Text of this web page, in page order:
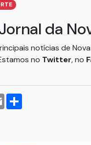
da
notícias de
no Twitter, no
Email